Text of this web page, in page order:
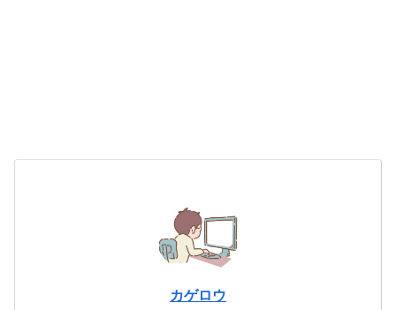
カゲロウ